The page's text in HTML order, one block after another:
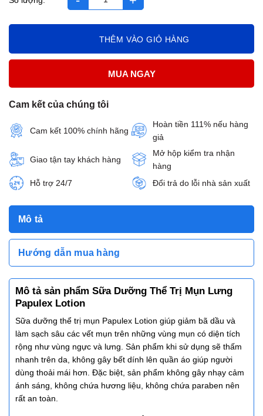
Sữa Dưỡng Thể Trị Mụn Lưng Papulex Lotion số lượng
THÊM VÀO GIỎ HÀNG
MUA NGAY
Cam kết của chúng tôi
Cam kết 100% chính hãng
Hoàn tiền 111% nếu hàng
giả
Giao tận tay khách hàng
Mở hộp kiểm tra nhận
hàng
Hỗ trợ 24/7
Đổi trả do lỗi nhà sản xuất
Mô tả
Hướng dẫn mua hàng
Mô tả sản phẩm Sữa Dưỡng Thể Trị Mụn Lưng
Papulex Lotion
Sữa dưỡng thể trị mụn Papulex Lotion giúp giảm bã dầu và
làm sạch sâu các vết mụn trên những vùng mụn có diện tích
rộng như vùng ngực và lưng. Sản phẩm khi sử dụng sẽ thấm
nhanh trên da, không gây bết dính lên quần áo giúp người
dùng thoải mái hơn. Đặc biệt, sản phẩm không gây nhạy cảm
ánh sáng, không chứa hương liệu, không chứa paraben nên
rất an toàn.